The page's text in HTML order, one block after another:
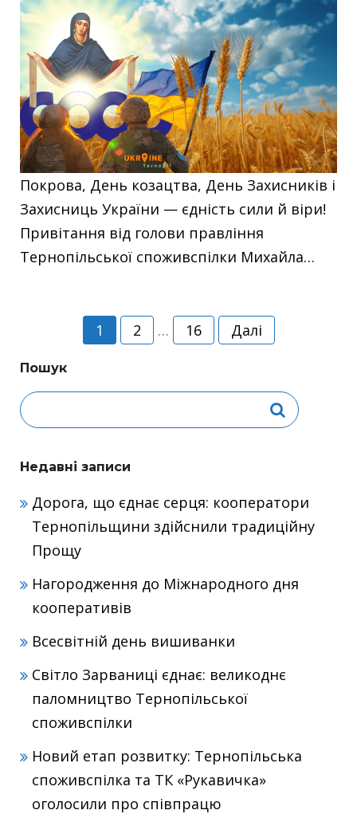
Покрова, День козацтва, День Захисників і
Захисниць України — єдність сили й віри!
Привітання від голови правління
Тернопільської споживспілки Михайла…
Навігація
записів
1 2 … 16 Далі
Пошук
Недавні записи
Дорога, що єднає серця: кооператори
Тернопільщини здійснили традиційну
Прощу
Нагородження до Міжнародного дня
кооперативів
Всесвітній день вишиванки
Світло Зарваниці єднає: великоднє
паломництво Тернопільської
споживспілки
Новий етап розвитку: Тернопільська
споживспілка та ТК «Рукавичка»
оголосили про співпрацю